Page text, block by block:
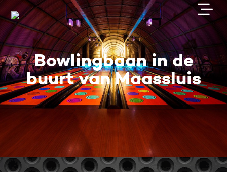
Bowlingbaan in de
buurt van Maassluis